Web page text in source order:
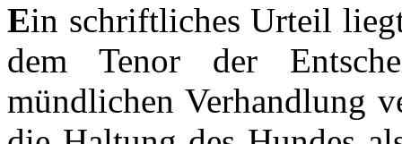
Ein schriftliches Urteil
dem Tenor der
mündlichen Verhandlung